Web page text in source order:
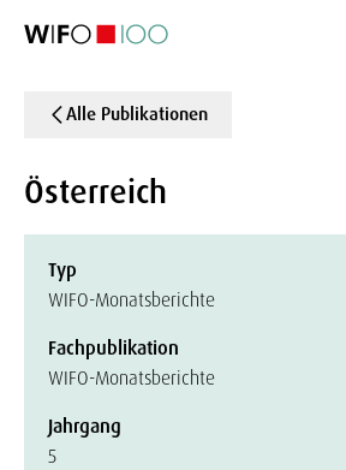
Alle Publikationen
Österreich
Typ
WIFO-Monatsberichte
Fachpublikation
WIFO-Monatsberichte
Jahrgang
5